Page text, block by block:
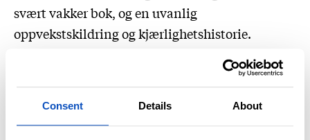
Consent Details About
svært vakker bok, og en uvanlig
oppvekstskildring og kjærlighetshistorie.
av William Bourroghs. En liten
selvbiografisk bok som omhandler katter,
forfatterens relasjoner til ulike katter han har